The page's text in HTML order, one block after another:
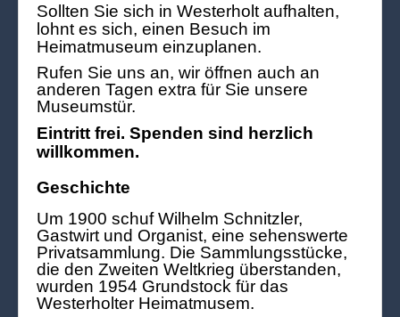
Sollten Sie sich in Westerholt aufhalten,
lohnt es sich, einen Besuch im
Heimatmuseum einzuplanen.
Rufen Sie uns an, wir öffnen auch an
anderen Tagen extra für Sie unsere
Museumstür.
Eintritt frei. Spenden sind herzlich
willkommen.
Geschichte
Um 1900 schuf Wilhelm Schnitzler,
Gastwirt und Organist, eine sehenswerte
Privatsammlung. Die Sammlungsstücke,
die den Zweiten Weltkrieg überstanden,
wurden 1954 Grundstock für das
Westerholter Heimatmusem.